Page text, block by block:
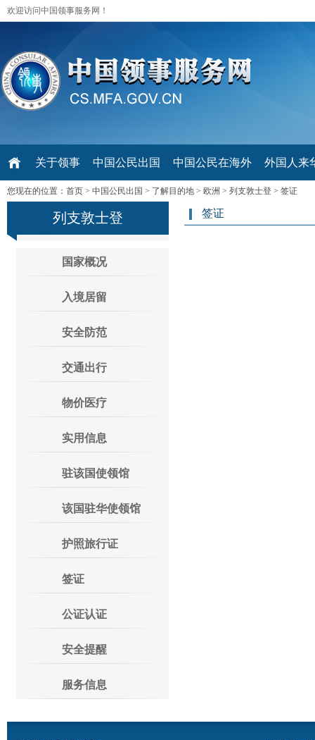
欢迎访问中国领事服务网！
关于领事 中国公民出国 中国公民在海外 外国人来
您现在的位置： 首页 > 中国公民出国 > 了解目的地 > 欧洲 > 列支敦士登 > 签证
列支敦士登
国家概况
入境居留
安全防范
交通出行
物价医疗
实用信息
驻该国使领馆
该国驻华使领馆
护照旅行证
签证
公证认证
安全提醒
服务信息
签证